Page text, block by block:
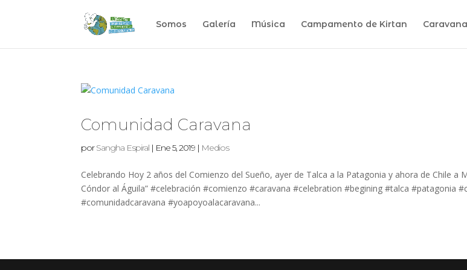
Somos Galería Música Campamento de Kirtan
Comunidad Caravana
porSangha Espiral | Ene 5, 2019 | Medios
Celebrando Hoy 2 años del Comienzo del Sueño, ayer de Talca a la Patagonia y ahora de Chile a
Cóndor al Águila” #celebración #comienzo #caravana #celebration #begining #talca #patagonia
#comunidadcaravana #yoapoyoalacaravana...